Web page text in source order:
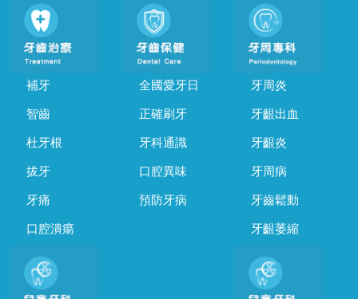
補牙
智齒
杜牙根
拔牙
牙痛
口腔潰瘍
全國愛牙日
正確刷牙
牙科通識
口腔異味
預防牙病
牙周炎
牙齦出血
牙齦炎
牙周病
牙齒鬆動
牙齦萎縮